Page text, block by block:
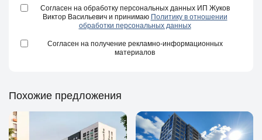
Согласен на обработку персональных данных ИП Жуков
Виктор Васильевич и принимаю Политику в отношении
обработки персональных данных
Согласен на получение рекламно-информационных
материалов
Похожие предложения